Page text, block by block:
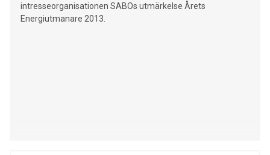
kommande deklarationsperioden? Det är frågor som Per
Lindh, energiexpert på Navic energipartner
intresseorganisationen SABOs utmärkelse Årets
Energiutmanare 2013.